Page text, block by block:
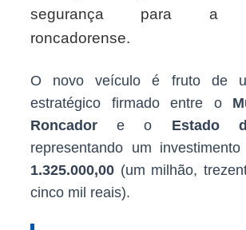
segurança para a
roncadorense.
O novo veículo é fruto de
estratégico firmado entre o
Roncador e o Estado
representando um
1.325.000,00 (um milhão,
cinco mil reais).